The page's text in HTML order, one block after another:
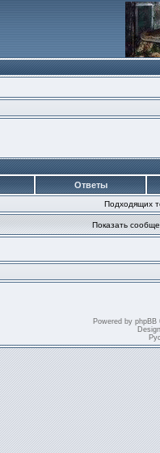
Ответы
Подходящих
Показать
Powered by phpBB